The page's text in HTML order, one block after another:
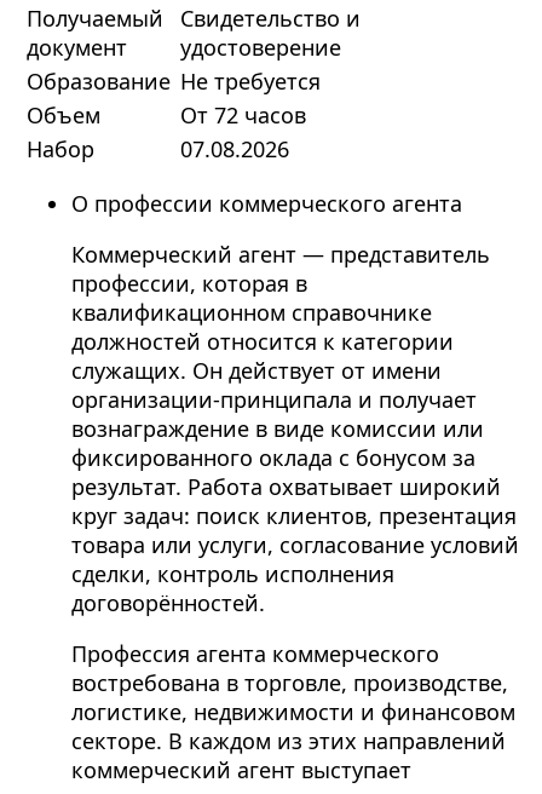
Получаемый
документ
Свидетельство и
удостоверение
Образование Не требуется
Объем
От 72 часов
Набор
07.08.2026
О профессии коммерческого агента
Коммерческий агент — представитель
профессии, которая в
квалификационном справочнике
должностей относится к категории
служащих. Он действует от имени
организации-принципала и получает
вознаграждение в виде комиссии или
фиксированного оклада с бонусом за
результат. Работа охватывает широкий
круг задач: поиск клиентов, презентация
товара или услуги, согласование условий
сделки, контроль исполнения
договорённостей.
Профессия агента коммерческого
востребована в торговле, производстве,
логистике, недвижимости и финансовом
секторе. В каждом из этих направлений
коммерческий агент выступает